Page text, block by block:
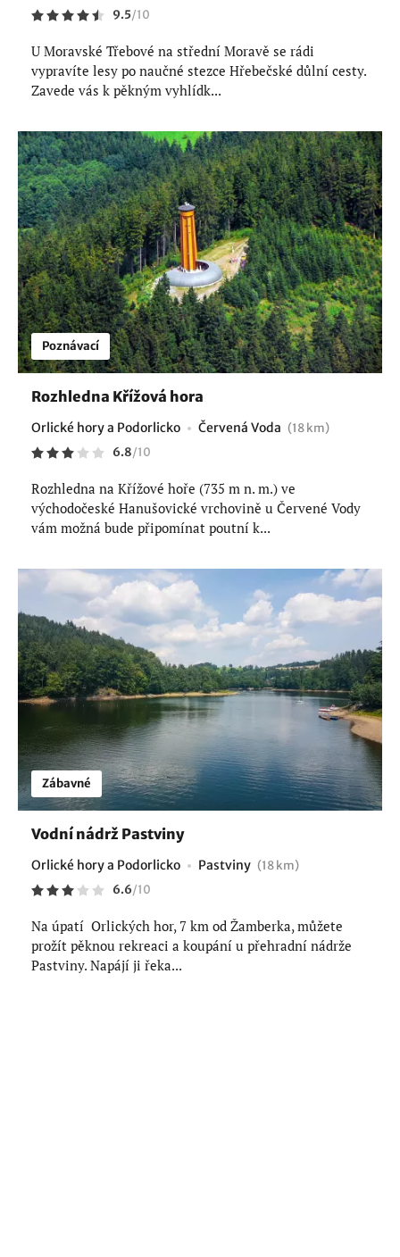
9.5/10
U Moravské Třebové na střední Moravě se rádi
vypravíte lesy po naučné stezce Hřebečské důlní cesty.
Zavede vás k pěkným vyhlídk...
Poznávací
Rozhledna Křížová hora
Orlické hory a Podorlicko Červená Voda (18 km)
6.8/10
Rozhledna na Křížové hoře (735 m n. m.) ve
východočeské Hanušovické vrchovině u Červené Vody
vám možná bude připomínat poutní k...
Zábavné
Vodní nádrž Pastviny
Orlické hory a Podorlicko Pastviny (18 km)
6.6/10
Na úpatí Orlických hor, 7 km od Žamberka, můžete
prožít pěknou rekreaci a koupání u přehradní nádrže
Pastviny. Napájí ji řeka...